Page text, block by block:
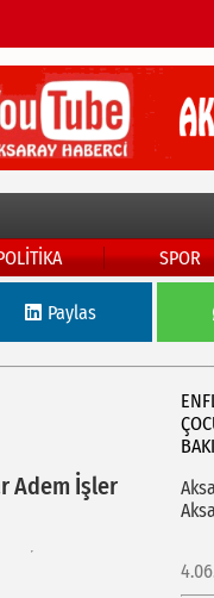
SPOR
Paylas
Adem İşler